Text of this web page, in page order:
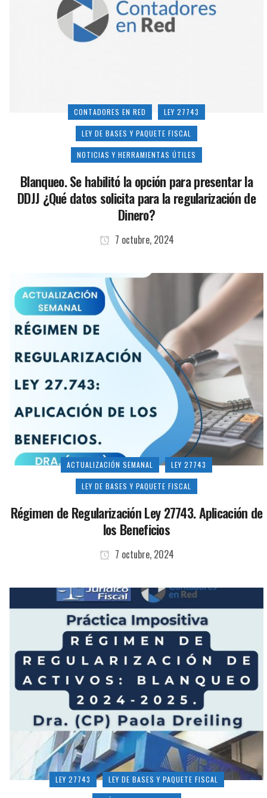
CONTADORES EN RED LEY 27743
LEY DE BASES Y PAQUETE FISCAL
NOTICIAS Y HERRAMIENTAS ÚTILES
Blanqueo. Se habilitó la opción para presentar la
DDJJ ¿Qué datos solicita para la regularización de
Dinero?
7 octubre, 2024
ACTUALIZACIÓN SEMANAL LEY 27743
LEY DE BASES Y PAQUETE FISCAL
Régimen de Regularización Ley 27743. Aplicación de
los Beneficios
7 octubre, 2024
LEY 27743 LEY DE BASES Y PAQUETE FISCAL